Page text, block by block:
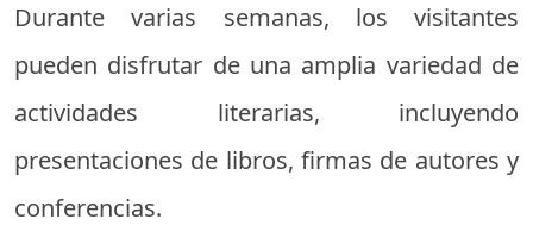
Durante varias semanas, los visitantes
pueden disfrutar de una amplia variedad de
actividades literarias, incluyendo
presentaciones de libros, firmas de autores y
conferencias.